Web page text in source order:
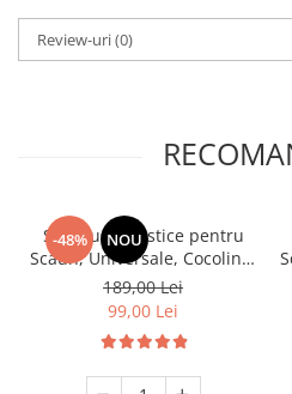
Review-uri(0)
-48% NOU
Set, Huse Elastice pentru
Scaun, Universale, Cocolino,
6 buc, Alb
189,00 Lei
99,00 Lei